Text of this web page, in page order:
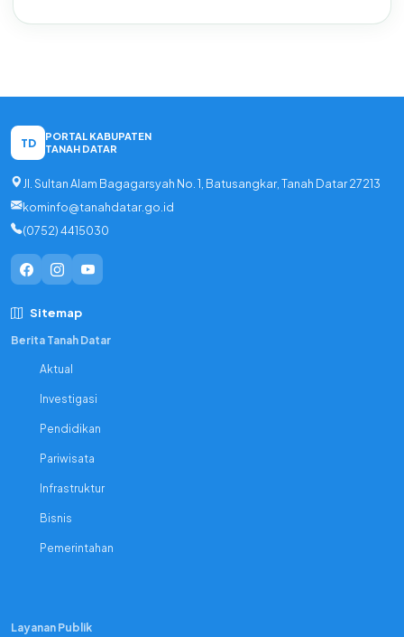
TD
PORTAL KABUPATEN
TANAH DATAR
Jl. Sultan Alam Bagagarsyah No. 1, Batusangkar, Tanah Datar 27213
kominfo@tanahdatar.go.id
(0752) 4415030
Sitemap
Berita Tanah Datar
Aktual
Investigasi
Pendidikan
Pariwisata
Infrastruktur
Bisnis
Pemerintahan
Layanan Publik